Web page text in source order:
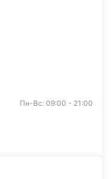
Пн-Вс: 09:00 - 21:00